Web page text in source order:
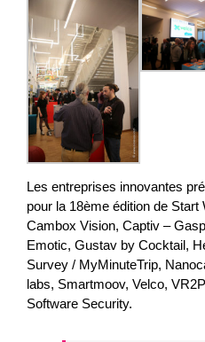
Les entreprises innovantes
pour la 18ème édition de
Cambox Vision, Captiv –
Emotic, Gustav by Cocktail,
Survey / MyMinuteTrip,
labs, Smartmoov, Velco,
Software Security.